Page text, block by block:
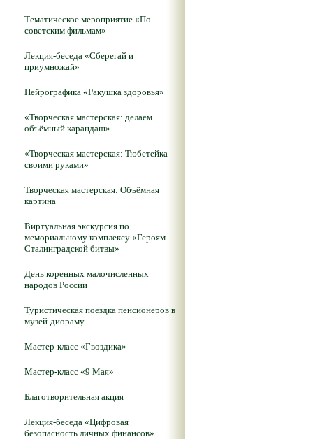
Тематическое мероприятие «По
советским фильмам»
Лекция-беседа «Сберегай и
приумножай»
Нейрографика «Ракушка здоровья»
«Творческая мастерская: делаем
объёмный карандаш»
«Творческая мастерская: Тюбетейка
своими руками»
Творческая мастерская: Объёмная
картина
Виртуальная экскурсия по
мемориальному комплексу «Героям
Сталинградской битвы»
День коренных малочисленных
народов России
Туристическая поездка пенсионеров в
музей-диораму
Мастер-класс «Гвоздика»
Мастер-класс «9 Мая»
Благотворительная акция
Лекция-беседа «Цифровая
безопасность личных финансов»